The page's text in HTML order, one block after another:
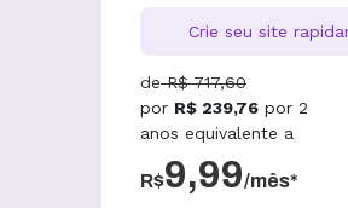
Crie seu site
de R$ 717,60
por R$ 239,76 por 2
anos equivalente a
R$9,99/mês*